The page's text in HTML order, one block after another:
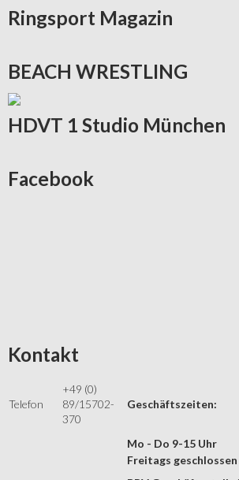
Ringsport Magazin
BEACH WRESTLING
HDVT 1 Studio München
Facebook
Kontakt
Telefon
+49 (0)
89/15702-
370
Geschäftszeiten:
Mo - Do 9-15 Uhr
Freitags geschlossen